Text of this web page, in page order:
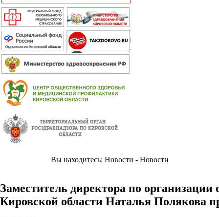
Вы находитесь: Новости - Новости
Заместитель директора по
Кировской области Наталья Полякова